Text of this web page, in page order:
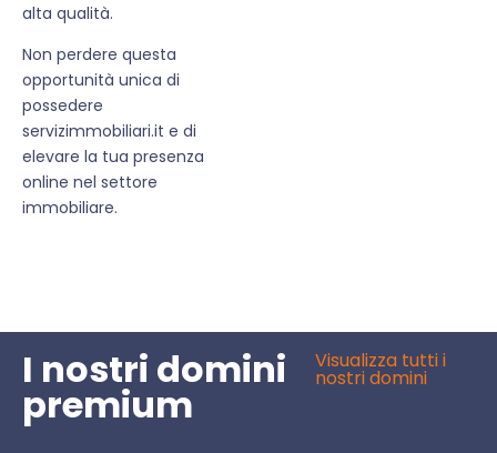
alta qualità.
Non perdere questa
opportunità unica di
possedere
servizimmobiliari.it e di
elevare la tua presenza
online nel settore
immobiliare.
I nostri domini
premium
Visualizza tutti i
nostri domini